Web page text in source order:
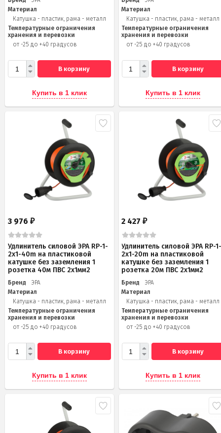
Материал
Катушка - пластик, рама - металл
Температурные ограничения
хранения и перевозки
от -25 до +40 градусов
В корзину
Купить в 1 клик
Материал
Катушка - пластик, рама - металл
Температурные ограничения
хранения и перевозки
от -25 до +40 градусов
В корзину
Купить в 1 клик
3 976 ₽
Удлинитель силовой ЭРА RP-1-
2x1-40m на пластиковой
катушке без заземления 1
розетка 40м ПВС 2x1мм2
Бренд
ЭРА
Материал
Катушка - пластик, рама - металл
Температурные ограничения
хранения и перевозки
от -25 до +40 градусов
В корзину
Купить в 1 клик
2 427₽
Удлинитель силовой ЭРА RP-
2x1-20m на пластиковой
катушке без заземления 1
розетка 20м ПВС 2х1мм2
Бренд
ЭРА
Материал
Катушка - пластик, рама - металл
Температурные ограничения
хранения и перевозки
от -25 до +40 градусов
В корзину
Купить в 1 клик